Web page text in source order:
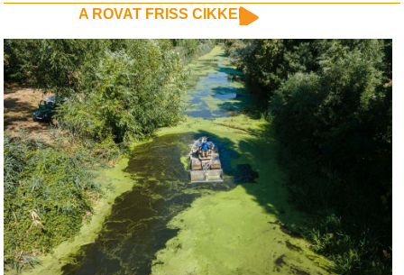
A ROVAT FRISS CIKKEI